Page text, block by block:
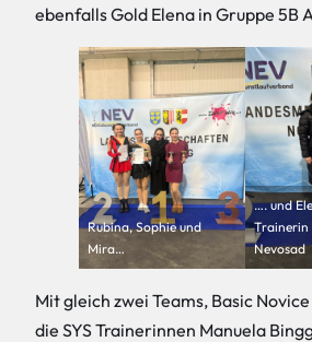
ebenfalls Gold Elena in Gruppe 5B
Rubina, Sophie und
Mira…
…. und
Trainerin
Nevosad
Mit gleich zwei Teams, Basic
die SYS Trainerinnen Manuela